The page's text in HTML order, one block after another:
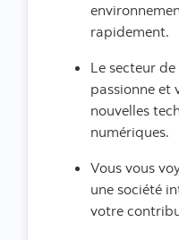
rapidement.
Le secteur
passionne et
nouvelles
numériques.
Vous vous
une société
votre